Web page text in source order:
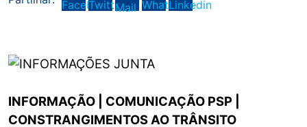
INFORMAÇÃO | COMUNICAÇÃO PSP |
CONSTRANGIMENTOS AO TRÂNSITO